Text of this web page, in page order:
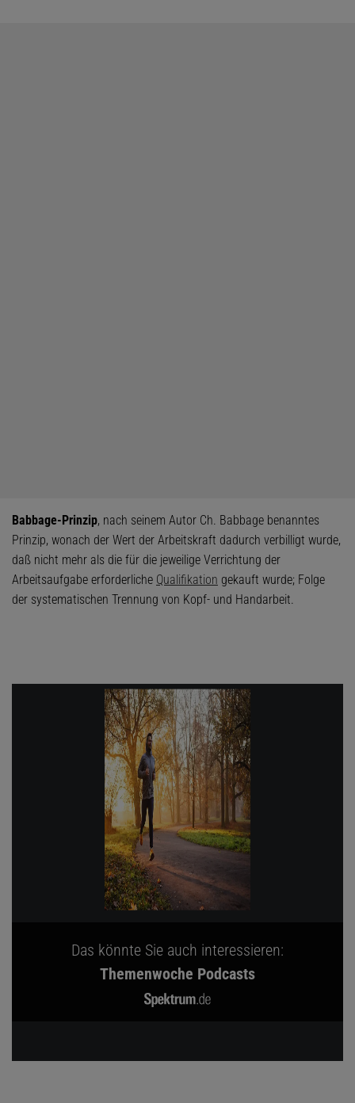
Babbage-Prinzip, nach seinem Autor Ch. Babbage benanntes
Prinzip, wonach der Wert der Arbeitskraft dadurch verbilligt wurde,
daß nicht mehr als die für die jeweilige Verrichtung der
Arbeitsaufgabe erforderliche Qualifikation gekauft wurde; Folge
der systematischen Trennung von Kopf- und Handarbeit.
Das könnte Sie auch interessieren:
Themenwoche Podcasts